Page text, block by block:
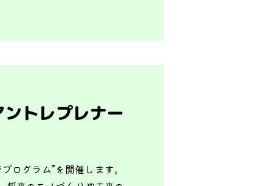
トレプレナー
ログラム”を開催します。